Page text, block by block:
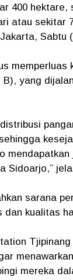
400 hektare,
atau sekitar
Sabtu
memperluas
yang
mendapatkan
Sidoarjo,”
sarana
dan kualitas
mereka